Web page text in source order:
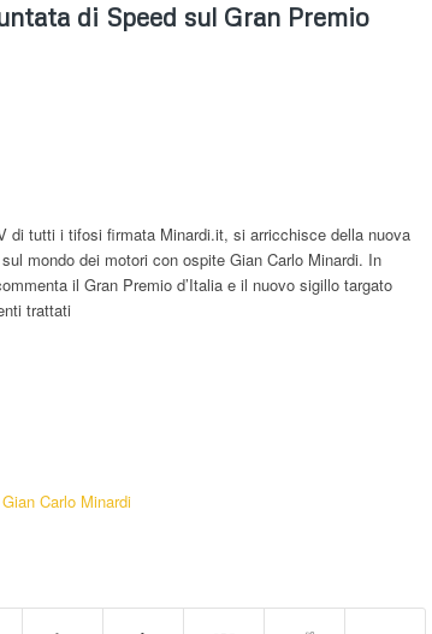
di Speed sul Gran Premio
di tutti i tifosi firmata Minardi.it, si arricchisce della nuova
mondo dei motori con ospite Gian Carlo Minardi. In
il Gran Premio d’Italia e il nuovo sigillo targato
trattati
Carlo Minardi